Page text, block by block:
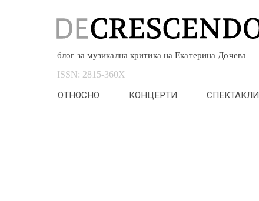
блог за музикална критика на Екатерина Дочева
ISSN: 2815-360X
ОТНОСНО КОНЦЕРТИ СПЕКТАКЛИ